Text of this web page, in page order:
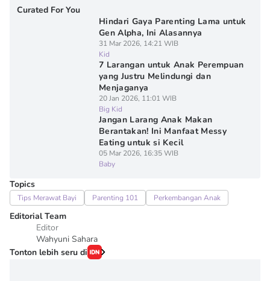
Curated For You
Hindari Gaya Parenting Lama untuk
Gen Alpha, Ini Alasannya
31 Mar 2026, 14:21 WIB
Kid
7 Larangan untuk Anak Perempuan
yang Justru Melindungi dan
Menjaganya
20 Jan 2026, 11:01 WIB
Big Kid
Jangan Larang Anak Makan
Berantakan! Ini Manfaat Messy
Eating untuk si Kecil
05 Mar 2026, 16:35 WIB
Baby
Topics
Tips Merawat Bayi Parenting 101 Perkembangan Anak
Editorial Team
Editor
Wahyuni Sahara
Tonton lebih seru di